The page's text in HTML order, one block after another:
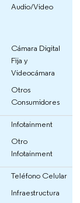
Audio/Video
Cámara Digital
Fija y
Videocámara
Otros
Consumidores
Infotainment
Otro
Infotainment
Teléfono Celular
Infraestructura